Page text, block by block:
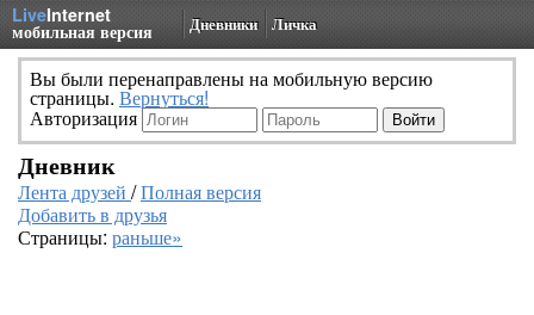
LiveInternet
мобильная версия Дневники Личка
Вы были перенаправлены на мобильную версию
страницы. Вернуться!
Авторизация
Дневник
Лента друзей /Полная версия
Добавить в друзья
Страницы: раньше»